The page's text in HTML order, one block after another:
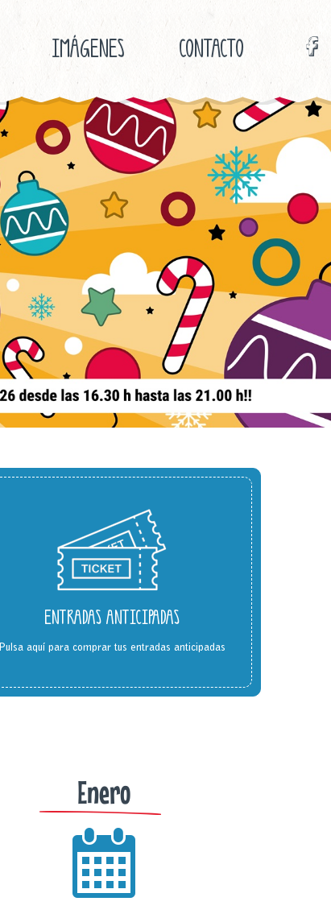
IMÁGENES CONTACTO
ENTRADAS ANTICIPADAS
Pulsa aquí para comprar tus entradas anticipadas
Enero